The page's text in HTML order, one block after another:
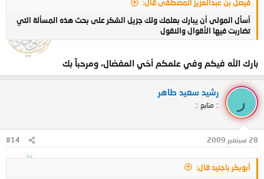
، إلاَّ أنَّي قد تكلمتُ على فقه هذا
الحديث ، عندما حاولتُ الإجابة على
أدلة القائلين بنسخه ، و الله اسأل أن
ينفع فيه طلاب العلم ، و لا تنسونا
إخوتي من صالح دعائكم0
أخوكم من بلاد الشام
أبو محمد السوري
فيصل بن عبدالعزيز المصطفى قال:
أسأل المولى أن يبارك بعلمك ولك جزيل الشكر على بحث هذه المسألة التي
تضاربت فيها الأقوال والنقول
بارك الله فيكم وفي علمكم أخي المفضال، ومرحباً بك
ر
رشيد سعيد طاهر
:: متابع ::
28 سبتمبر 2009 #14
أبوبكر باجنيد قال: